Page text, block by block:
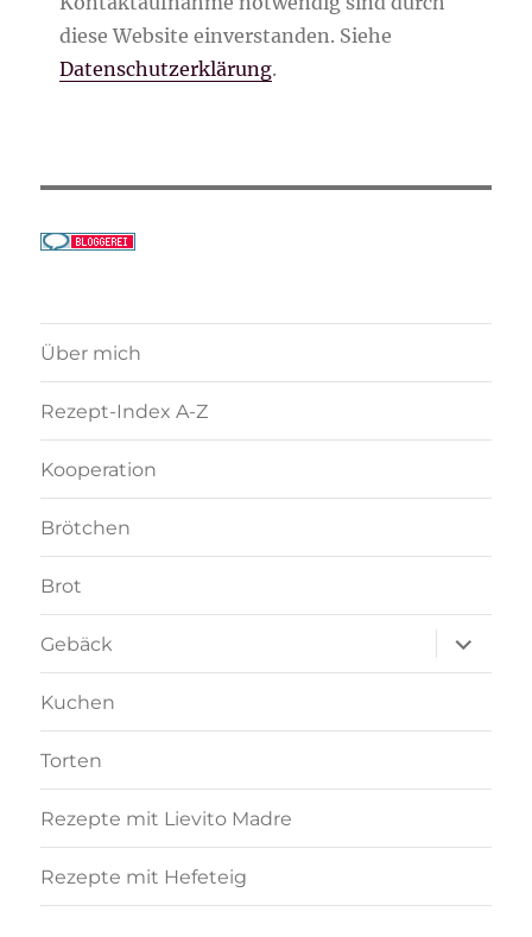
diese Website einverstanden. Siehe
Datenschutzerklärung.
Über mich
Rezept-Index A-Z
Kooperation
Brötchen
Brot
Gebäck
anzeigen
Kuchen
Torten
Rezepte mit Lievito Madre
Rezepte mit Hefeteig